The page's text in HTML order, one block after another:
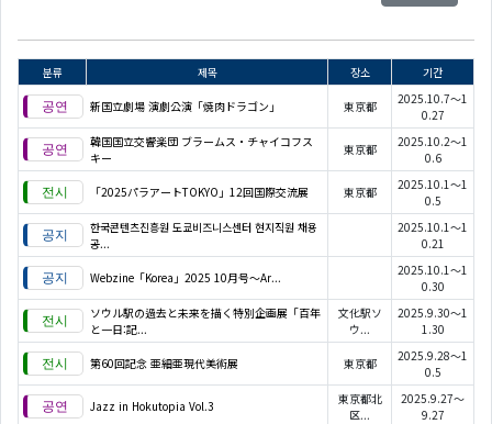
분류 제목 장소 기간
新国立劇場 演劇公演「焼肉ドラゴン」 東京都
2025.10.7～1
0.27
韓国国立交響楽団 ブラームス・チャイコフス
キー
東京都
2025.10.2～1
0.6
「2025パラアートTOKYO」12回国際交流展 東京都
2025.10.1～1
0.5
한국콘텐츠진흥원 도쿄비즈니스센터 현지직원 채용
공...
2025.10.1～1
0.21
Webzine「Korea」2025 10月号～Ar...
2025.10.1～1
0.30
ソウル駅の過去と未来を描く特別企画展「百年
と一日:記...
文化駅ソ
ウ...
2025.9.30～1
1.30
第60回記念 亜細亜現代美術展 東京都
2025.9.28～1
0.5
Jazz in Hokutopia Vol.3
東京都北
区...
2025.9.27～
9.27